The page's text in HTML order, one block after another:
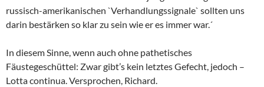
russisch-amerikanischen `Verhandlungssignale` sollten uns
darin bestärken so klar zu sein wie er es immer war.´
In diesem Sinne, wenn auch ohne pathetisches
Fäustegeschüttel: Zwar gibt’s kein letztes Gefecht, jedoch –
Lotta continua. Versprochen, Richard.